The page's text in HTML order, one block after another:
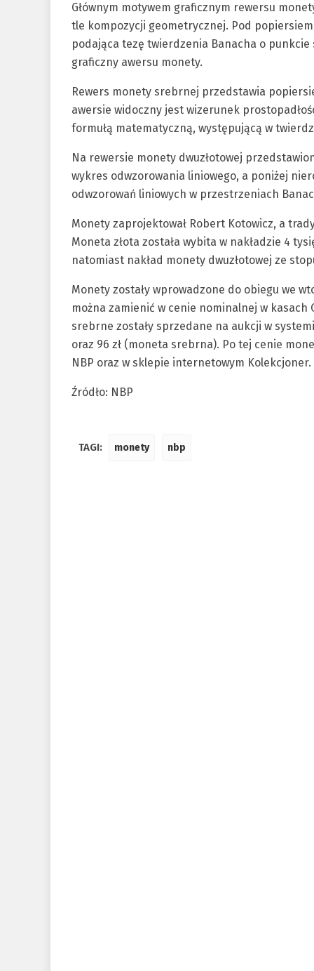
Głównym motywem graficznym rewersu
tle kompozycji geometrycznej. Pod
podająca tezę twierdzenia Banacha o punkcie
graficzny awersu monety.
Rewers monety srebrnej przedstawia
awersie widoczny jest wizerunek
formułą matematyczną, występującą w
Na rewersie monety dwuzłotowej
wykres odwzorowania liniowego, a poniżej
odwzorowań liniowych w przestrzeniach
Monety zaprojektował Robert Kotowicz, a
Moneta złota została wybita w nakładzie 4
natomiast nakład monety dwuzłotowej ze
Monety zostały wprowadzone do obiegu we
można zamienić w cenie nominalnej w kasach
srebrne zostały sprzedane na aukcji w
oraz 96 zł (moneta srebrna). Po tej cenie
NBP oraz w sklepie internetowym Kolekcjoner.
Źródło: NBP
TAGI: monety nbp